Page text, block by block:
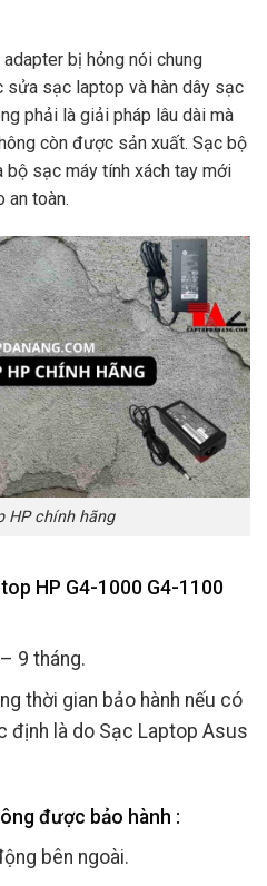
bị hỏng nói chung
sửa sạc laptop và hàn dây sạc
phải là giải pháp lâu dài mà
còn được sản xuất. Sạc bộ
bộ sạc máy tính xách tay mới
an toàn.
HP chính hãng
HP G4-1000 G4-1100
9 tháng.
thời gian bảo hành nếu có
định là do Sạc Laptop Asus
được bảo hành :
bên ngoài.